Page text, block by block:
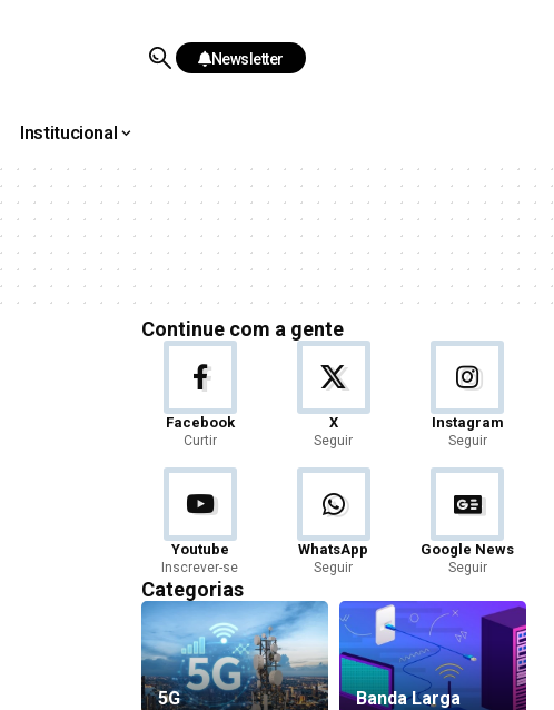
Newsletter
Institucional
Continue com a gente
Facebook
Curtir
X
Seguir
Instagram
Seguir
Youtube
Inscrever-se
WhatsApp
Seguir
Google News
Seguir
Categorias
5G Banda Larga